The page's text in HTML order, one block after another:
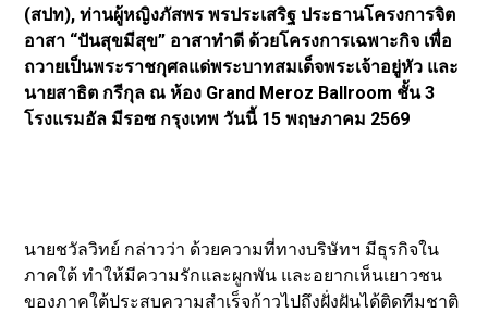
(สปท), ท่านผู้หญิงภัสพร พรประเสริฐ ประธานโครงการจิต
อาสา “ปันสุขมีสุข” อาสาทำดี ด้วยโครงการเฉพาะกิจ เพื่อ
ถวายเป็นพระราชกุศลแด่พระบาทสมเด็จพระเจ้าอยู่หัว และ
นายสาธิต กรีกุล ณ ห้อง Grand Meroz Ballroom ชั้น 3
โรงแรมอัล มีรอซ กรุงเทพ วันนี้ 15 พฤษภาคม 2569
นายชวัลวิทย์ กล่าวว่า ด้วยความที่ทางบริษัทฯ มีธุรกิจใน
ภาคใต้ ทำให้มีความรักและผูกพัน และอยากเห็นเยาวชน
ของภาคใต้ประสบความสำเร็จก้าวไปถึงฝั่งฝันได้ติดทีมชาติ